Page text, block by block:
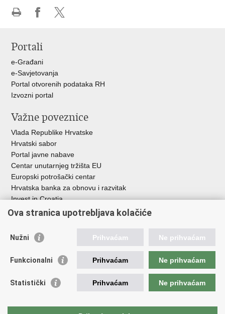
Facebooku
Portali
e-Građani
e-Savjetovanja
Portal otvorenih podataka RH
Izvozni portal
Važne poveznice
Vlada Republike Hrvatske
Hrvatski sabor
Portal javne nabave
Centar unutarnjeg tržišta EU
Europski potrošački centar
Hrvatska banka za obnovu i razvitak
Invest in Croatia
Europska banka za obnovu i razvoj
Središnja agencija za financiranje i ugovaranje
Institucije i javne ustanove u nadležnosti
Ministarstva
Agencija za ugljikovodike
Ova stranica upotrebljava kolačiće
Nužni Prihvaćam Ne prihvaćam
Funkcionalni Prihvaćam Ne prihvaćam
Statistički Prihvaćam Ne prihvaćam